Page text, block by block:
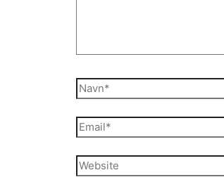
Navn*
Email*
Website